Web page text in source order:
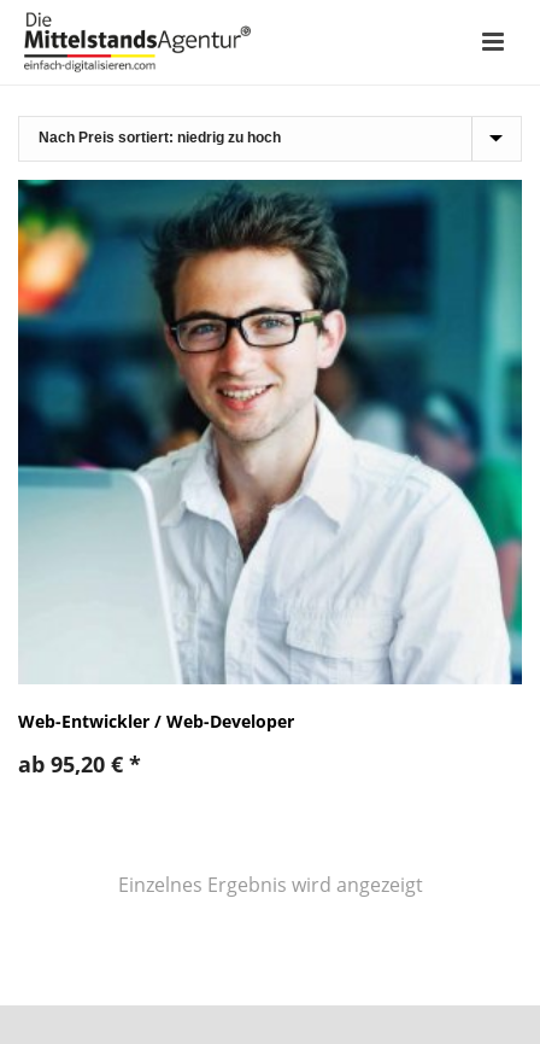
Web-Entwickler / Web-Developer
ab 95,20 € *
Einzelnes Ergebnis wird angezeigt